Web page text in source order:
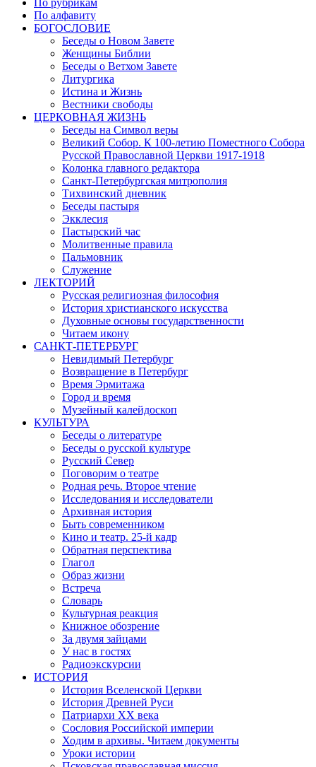
По алфавиту
БОГОСЛОВИЕ
Беседы о Новом Завете
Женщины Библии
Беседы о Ветхом Завете
Литургика
Истина и Жизнь
Вестники свободы
ЦЕРКОВНАЯ ЖИЗНЬ
Беседы на Символ веры
Великий Собор. К 100-летию Поместного Собора
Русской Православной Церкви 1917-1918
Колонка главного редактора
Санкт-Петербургская митрополия
Тихвинский дневник
Беседы пастыря
Экклесия
Пастырский час
Молитвенные правила
Пальмовник
Служение
ЛЕКТОРИЙ
Русская религиозная философия
История христианского искусства
Духовные основы государственности
Читаем икону
САНКТ-ПЕТЕРБУРГ
Невидимый Петербург
Возвращение в Петербург
Время Эрмитажа
Город и время
Музейный калейдоскоп
КУЛЬТУРА
Беседы о литературе
Беседы о русской культуре
Русский Север
Поговорим о театре
Родная речь. Второе чтение
Исследования и исследователи
Архивная история
Быть современником
Кино и театр. 25-й кадр
Обратная перспектива
Глагол
Образ жизни
Встреча
Словарь
Культурная реакция
Книжное обозрение
За двумя зайцами
У нас в гостях
Радиоэкскурсии
ИСТОРИЯ
История Вселенской Церкви
История Древней Руси
Патриархи XX века
Сословия Российской империи
Ходим в архивы. Читаем документы
Уроки истории